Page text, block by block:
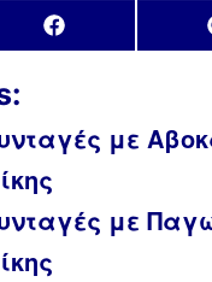
Share
on
Facebook
με
με